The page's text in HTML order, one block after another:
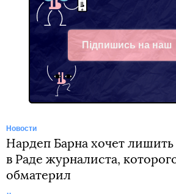
Підпишись на наш
Telegram
Новости
Нардеп Барна хочет
в Раде журналиста,
обматерил